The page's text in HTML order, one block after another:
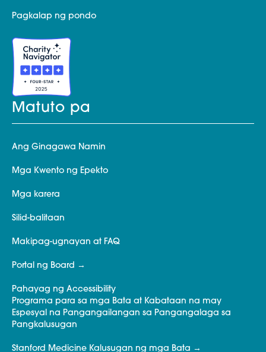
Pagkalap ng pondo
Matuto pa
Ang Ginagawa Namin
Mga Kwento ng Epekto
Mga karera
Silid-balitaan
Makipag-ugnayan at FAQ
Portal ng Board
Pahayag ng Accessibility
Programa para sa mga Bata at Kabataan na may
Espesyal na Pangangailangan sa Pangangalaga sa
Pangkalusugan
Stanford Medicine Kalusugan ng mga Bata